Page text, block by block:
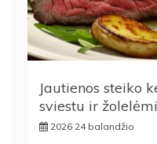
Jautienos steiko
sviestu ir
2026 24 balandžio